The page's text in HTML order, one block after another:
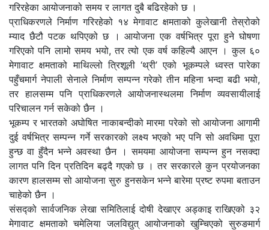
गरिरहेका आयोजनाको समय र लागत दुबै बढिरहेको छ ।
प्राधिकरणले निर्माण गरिरहेको १४ मेगावाट क्षमताको कुलेखानी तेस्रोको
म्याद छैटौ पटक थपिएको छ । आयोजना एक वर्षभित्र पूरा हुने घोषणा
गरिएको पनि लामो समय भयो, तर त्यो एक वर्ष कहिल्यै आएन । कुल ६०
मेगावाट क्षमताको माथिल्लो त्रिशूली ‘थ्री’ एको भूकम्पले ध्वस्त पारेका
पहुँचमार्ग नेपाली सेनाले निर्माण सम्पन्न गरेको तीन महिना भन्दा बढी भयो,
तर हालसम्म पनि प्राधिकरणले आयोजनास्थलमा निर्माण व्यवसायीलाई
परिचालन गर्न सकेको छैन ।
भूकम्प र भारतको अघोषित नाकाबन्दीको मारमा परेको सो आयोजना आगामी
दुई वर्षभित्र सम्पन्न गर्ने सरकारको लक्ष्य भएको भए पनि सो अवधिमा पूरा
हुन्छ वा हुँदैन भन्ने अवस्था छैन । समयमा आयोजना सम्पन्न हुन नसक्दा
लागत पनि दिन प्रतिदिन बढ्दै गएको छ । तर सरकारले कुन प्रयोजनका
कारण हालसम्म सो आयोजना सुरु हुनसकेन भन्ने बारेमा प्रष्ट रुपमा बताउन
चाहेको छैन ।
संसद्को सार्वजनिक लेखा समितिलाई दोषी देखाएर अड्काइ राखिएको ३२
मेगावाट क्षमताको चमेलिया जलविद्युत् आयोजनाको खुम्चिएको सुरुङमार्ग